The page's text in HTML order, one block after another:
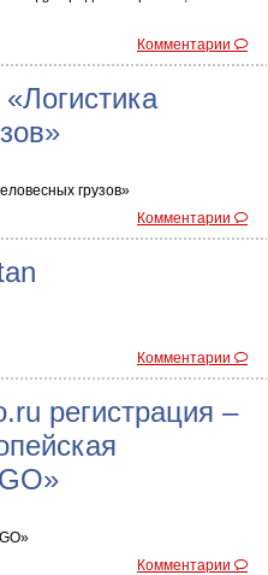
Комментарии
грузов»
Комментарии
Комментарии
регистрация –
Комментарии